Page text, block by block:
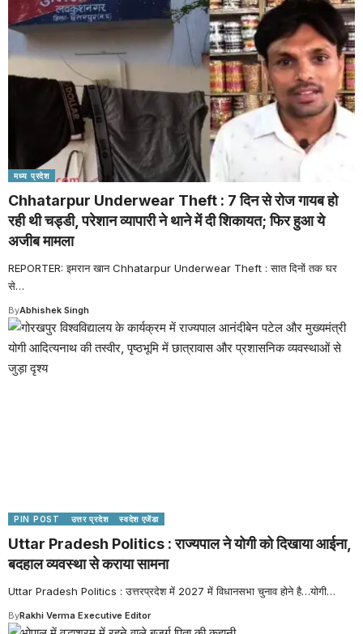
मध्य प्रदेश
Chhatarpur Underwear Theft : 7 दिन से रोज गायब हो
रही थी चड्डी, परेशान व्यापारी ने थाने में दी शिकायत; फिर हुआ ये
अजीब मामला
REPORTER: इमरान खान Chhatarpur Underwear Theft : सात दिनों तक घर
से…
ByAbhishek Singh
PIN POST उत्तर प्रदेश स्वदेश एजेंडा
Uttar Pradesh Politics : राज्यपाल ने योगी को दिखाया आईना,
बदहाल व्यवस्था से कराया सामना
Uttar Pradesh Politics : उत्तरप्रदेश में 2027 में विधानसभा चुनाव होने है…योगी…
ByRakhi Verma Executive Editor